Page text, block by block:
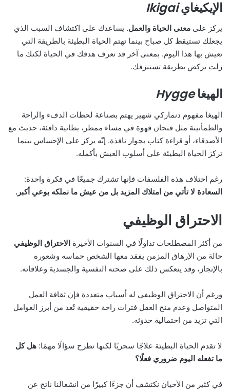
الإيكيغايIkigai
يركز على معنى الحياة والعمل. يساعدك على اكتشاف السبب الذي
يجعلك تستيقظ كل صباح بينما تهتم الحياة البطيئة بالطريقة التي
تعيش بها هذا اليوم. بمعنى آخر قد تعرف هدفك في الحياة لكنك ما
زلت تركض بطريقة تستنزفك.
الهيغاHygge
الهيغا مفهوم دنماركي شهير يهتم بصناعة لحظات الدفء والراحة
والطمأنينة مثل فنجان قهوة في مساء ممطر، بطانية دافئة، حديث مع
الأصدقاء، أو قراءة كتاب بجوار نافذة. إنّه يركز على الإحساس بينما
تركز الحياة البطيئة على أسلوب العيش بأكمله.
رغم اختلاف هذه الفلسفات فإنها تشترك جميعًا في فكرة واحدة:
السعادة لا تأتي من امتلاك المزيد بل من عيش ما نملكه بوعي أكبر.
الاحتراق الوظيفي
من أكثر المصطلحات تداولًا في السنوات الأخيرة الاحتراق الوظيفي
حالة من الإرهاق المزمن يفقد معها الشخص حماسه وشعوره
بالإنجاز، وقد ينعكس ذلك على صحته النفسية والجسدية وعلاقاته.
ورغم أن الاحتراق الوظيفي له أسباب متعددة فإن ثقافة العمل
المتواصل وعدم منح العقل فترات راحة حقيقية تُعد من أبرز العوامل
التي تزيد من احتمالية حدوثه.
لا تقدم الحياة البطيئة علاجًا سحريًا لكنها تطرح سؤالًا مهمًا: هل كل
ما تفعله اليوم ضروري فعلًا؟
في كثير من الأحيان نكتشف أن جزءًا كبيرًا من انشغالنا ناتج عن